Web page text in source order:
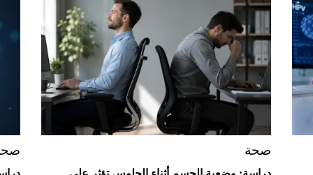
Aston Martin Valiant: على هوى الأبطال
صحة